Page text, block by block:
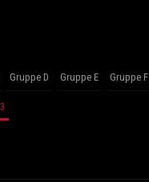
Gruppe D Gruppe E Gruppe F